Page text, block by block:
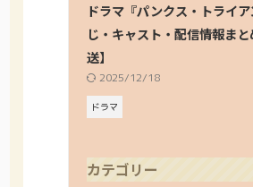
ドラマ『パンクス・トライ
じ・キャスト・配信情報ま
送】
2025/12/18
ドラマ
カテゴリー